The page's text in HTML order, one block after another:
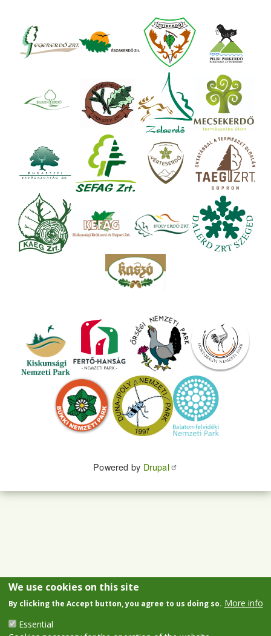
Powered by Drupal
We use cookies on this site
By clicking the Accept button, you agree to us doing so. More info
Essential